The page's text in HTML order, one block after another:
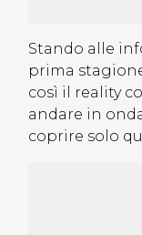
Stando alle
prima
così il reality
andare in
coprire solo